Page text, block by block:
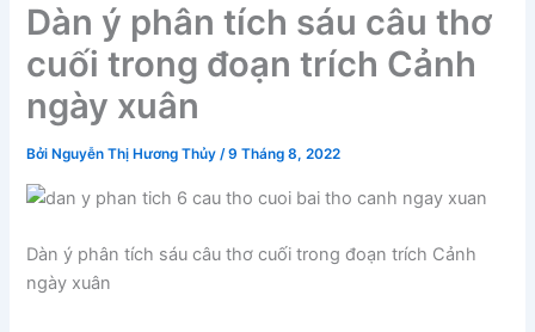
Dàn ý phân tích sáu câu thơ
cuối trong đoạn trích Cảnh
ngày xuân
Bởi Nguyễn Thị Hương Thủy/9 Tháng 8, 2022
Dàn ý phân tích sáu câu thơ cuối trong đoạn trích Cảnh
ngày xuân